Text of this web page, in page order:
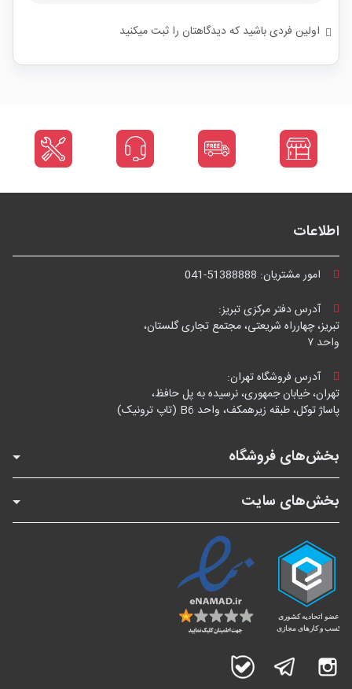
اولین فردی باشید که دیدگاهتان را ثبت میکنید
اطلاعات
امور مشتریان: 041-51388888
آدرس دفتر مرکزی تبریز:
تبریز، چهارراه شریعتی، مجتمع تجاری گلستان،
واحد ۷
آدرس فروشگاه تهران:
تهران، خیابان جمهوری، نرسیده به پل حافظ،
پاساژ توکل، طبقه زیرهمکف، واحد B6 (تاپ ترونیک)
بخش‌های فروشگاه
بخش‌های سایت
اینستاگرام تلگرام